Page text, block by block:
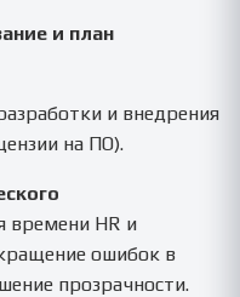
и план
и внедрения
на ПО).
времени HR и
ошибок в
прозрачности.